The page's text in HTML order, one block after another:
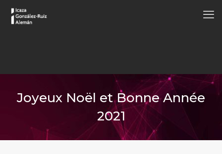
Joyeux Noël et Bonne Année
2021